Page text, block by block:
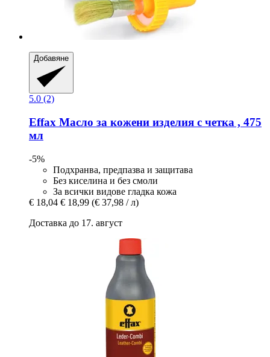
Добавяне
5.0 (2)
Effax Масло за кожени изделия с четка , 475
мл
-5%
Подхранва, предпазва и защитава
Без киселина и без смоли
За всички видове гладка кожа
€ 18,04 € 18,99 (€ 37,98 / л)
Доставка до 17. август